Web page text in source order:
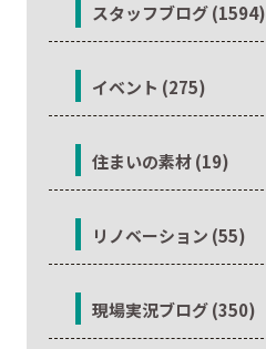
スタッフブログ (1594)
イベント (275)
住まいの素材 (19)
リノベーション (55)
現場実況ブログ (350)